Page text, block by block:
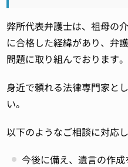
弊所代表弁護士は、祖母の
に合格した経緯があり、弁
問題に取り組んでおります。
身近で頼れる法律専門家と
い。
以下のようなご相談に対応
今後に備え、遺言の作成